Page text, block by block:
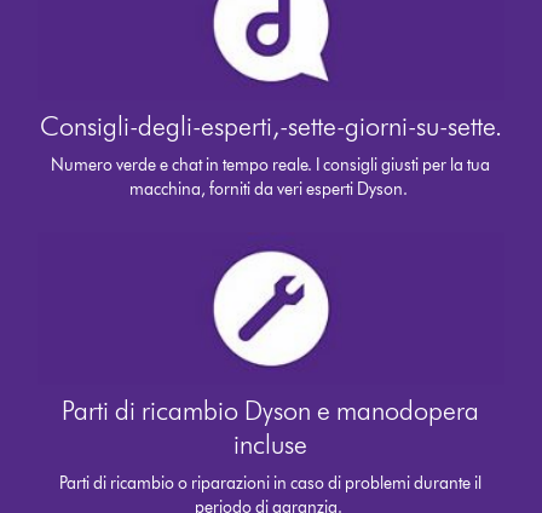
Consigli-degli-esperti,-sette-giorni-su-sette.
Numero verde e chat in tempo reale. I consigli giusti per la tua
macchina, forniti da veri esperti Dyson.
Parti di ricambio Dyson e manodopera
incluse
Parti di ricambio o riparazioni in caso di problemi durante il
periodo di garanzia.